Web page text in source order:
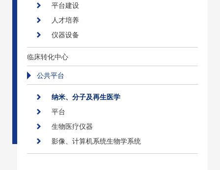
平台建设
人才培养
仪器设备
临床转化中心
公共平台
纳米、分子及再生医学
平台
生物医疗仪器
影像、计算机系统生物学系统